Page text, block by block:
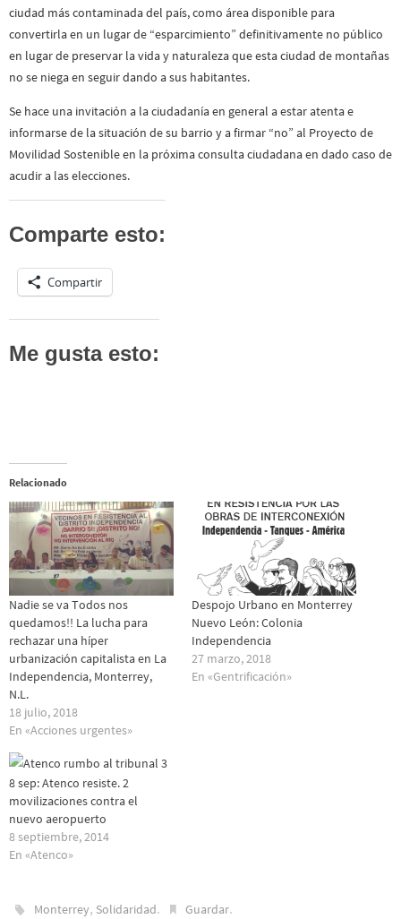
ciudad más contaminada del país, como área disponible para
convertirla en un lugar de “esparcimiento” definitivamente no público
en lugar de preservar la vida y naturaleza que esta ciudad de montañas
no se niega en seguir dando a sus habitantes.
Se hace una invitación a la ciudadanía en general a estar atenta e
informarse de la situación de su barrio y a firmar “no” al Proyecto de
Movilidad Sostenible en la próxima consulta ciudadana en dado caso de
acudir a las elecciones.
Comparte esto:
Compartir
Me gusta esto:
Relacionado
Nadie se va Todos nos
quedamos!! La lucha para
rechazar una híper
urbanización capitalista en La
Independencia, Monterrey,
N.L.
18 julio, 2018
En «Acciones urgentes»
Despojo Urbano en Monterrey
Nuevo León: Colonia
Independencia
27 marzo, 2018
En «Gentrificación»
8 sep: Atenco resiste. 2
movilizaciones contra el
nuevo aeropuerto
8 septiembre, 2014
En «Atenco»
Monterrey, Solidaridad. Guardar.